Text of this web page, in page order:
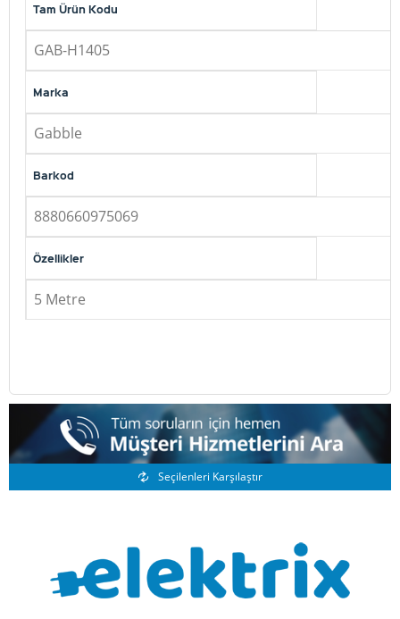
Tam Ürün Kodu
GAB-H1405
Marka
Gabble
Barkod
8880660975069
Özellikler
5 Metre
Benzer Ürünler
Seçilenleri Karşılaştır